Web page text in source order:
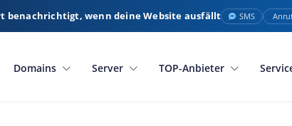
benachrichtigt, wenn deine Website ausfällt SMS
Domains Server TOP-Anbieter